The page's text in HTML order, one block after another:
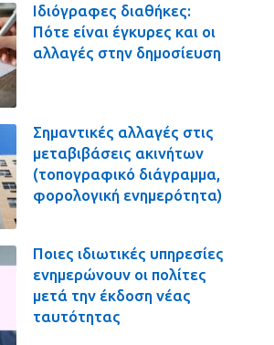
Ιδιόγραφες διαθήκες:
Πότε είναι έγκυρες και οι
αλλαγές στην δημοσίευση
Σημαντικές αλλαγές στις
μεταβιβάσεις ακινήτων
(τοπογραφικό διάγραμμα,
φορολογική ενημερότητα)
Ποιες ιδιωτικές υπηρεσίες
ενημερώνουν οι πολίτες
μετά την έκδοση νέας
ταυτότητας